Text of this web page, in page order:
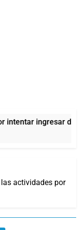
ingresar
actividades por